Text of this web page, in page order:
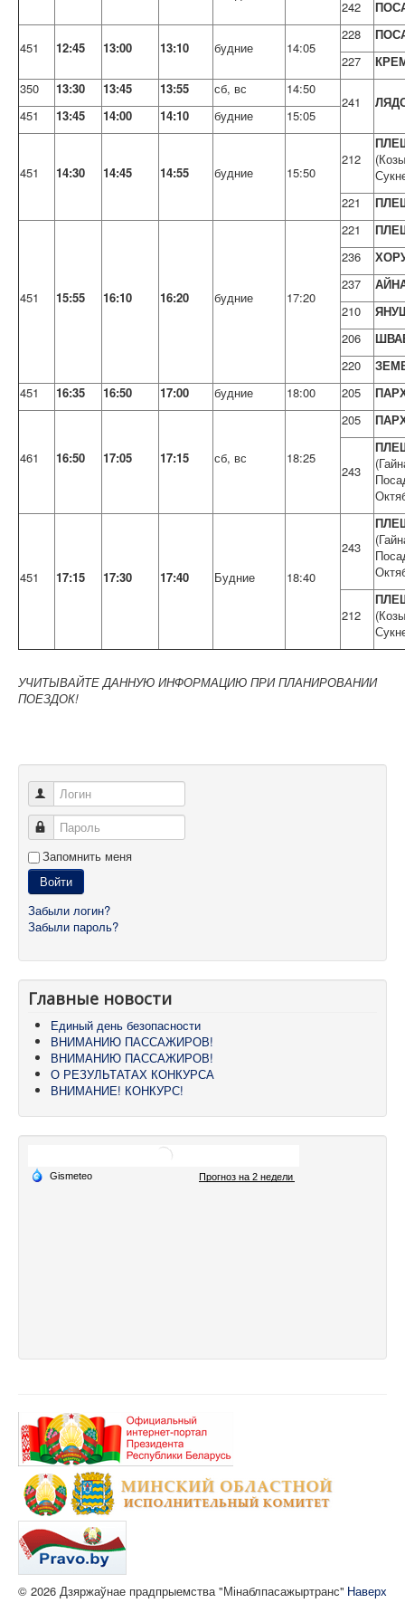
242
451 12:45 13:00 13:10 будние 14:05
228
227
350
13:30 13:45 13:55 сб, вс 14:50
241
451 13:45 14:00 14:10 будние 15:05
451 14:30 14:45 14:55 будние 15:50
212
221
451 15:55 16:10 16:20 будние 17:20
221
236
237
210
206
220
451
16:35 16:50 17:00 будние 18:00 205
461 16:50 17:05 17:15 сб, вс 18:25
205
243
451 17:15 17:30 17:40 Будние 18:40
243
212
УЧИТЫВАЙТЕ ДАННУЮ ИНФОРМАЦИЮ ПРИ ПЛАНИРОВАНИИ
ПОЕЗДОК!
Логин
Пароль
Запомнить меня
Войти
Забыли логин?
Забыли пароль?
Главные новости
Единый день безопасности
ВНИМАНИЮ ПАССАЖИРОВ!
ВНИМАНИЮ ПАССАЖИРОВ!
О РЕЗУЛЬТАТАХ КОНКУРСА
ВНИМАНИЕ! КОНКУРС!
Наверх
© 2026 Дзяржаўнае прадпрыемства "Мінаблпасажыртранс"